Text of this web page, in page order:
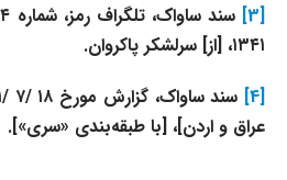
[3]
۱۳۴۱، [از] سرلشکر پاکروان.
[4]
عراق و اردن]، [با طبقه‌بندی «سری»].